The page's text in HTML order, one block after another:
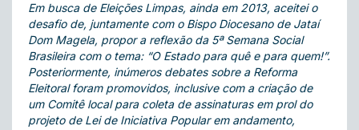
Em busca de Eleições Limpas, ainda em 2013, aceitei o
desafio de, juntamente com o Bispo Diocesano de Jataí
Dom Magela, propor a reflexão da 5ª Semana Social
Brasileira com o tema: “O Estado para quê e para quem!”.
Posteriormente, inúmeros debates sobre a Reforma
Eleitoral foram promovidos, inclusive com a criação de
um Comitê local para coleta de assinaturas em prol do
projeto de Lei de Iniciativa Popular em andamento,